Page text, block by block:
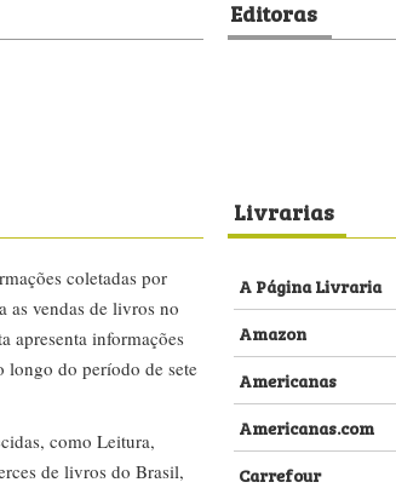
Editoras
coletadas por
as vendas de livros no
apresenta informações
longo do período de sete
como Leitura,
de livros do Brasil,
Livrarias
A Página Livraria
Amazon
Americanas
Americanas.com
Carrefour